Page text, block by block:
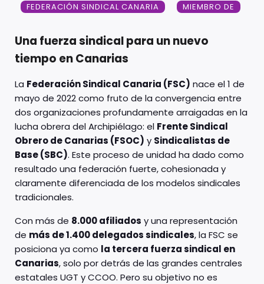
FEDERACIÓN SINDICAL CANARIA MIEMBRO DE
Una fuerza sindical para un nuevo
tiempo en Canarias
La Federación Sindical Canaria (FSC) nace el 1 de
mayo de 2022 como fruto de la convergencia entre
dos organizaciones profundamente arraigadas en la
lucha obrera del Archipiélago: el Frente Sindical
Obrero de Canarias (FSOC) y Sindicalistas de
Base (SBC). Este proceso de unidad ha dado como
resultado una federación fuerte, cohesionada y
claramente diferenciada de los modelos sindicales
tradicionales.
Con más de 8.000 afiliados y una representación
de más de 1.400 delegados sindicales, la FSC se
posiciona ya como la tercera fuerza sindical en
Canarias, solo por detrás de las grandes centrales
estatales UGT y CCOO. Pero su objetivo no es